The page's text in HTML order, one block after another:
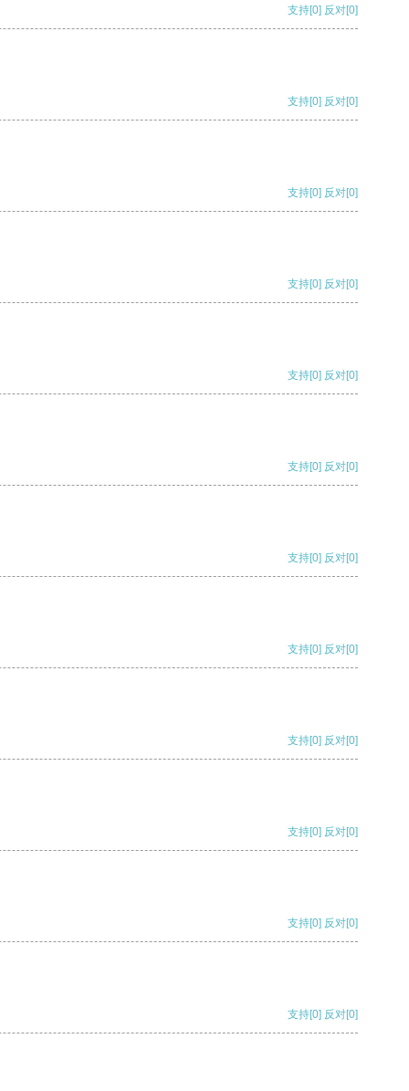
支持[0] 反对[0]
支持[0] 反对[0]
支持[0] 反对[0]
支持[0] 反对[0]
支持[0] 反对[0]
支持[0] 反对[0]
支持[0] 反对[0]
支持[0] 反对[0]
支持[0] 反对[0]
支持[0] 反对[0]
支持[0] 反对[0]
支持[0] 反对[0]